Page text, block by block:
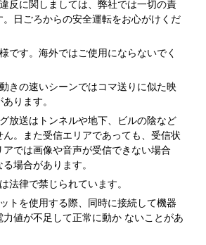
反に関しましては、弊社では一切の責
。日ごろからの安全運転をお心がけくだ
です。海外ではご使用にならないでく
きの速いシーンではコマ送りに似た映
ります。
放送はトンネルや地下、ビルの陰など
ん。また受信エリアであっても、受信状
では画像や音声が受信できない場合
場合があります。
法律で禁じられています。
トを使用する際、同時に接続して機器
力値が不足して正常に動か ないことがあ